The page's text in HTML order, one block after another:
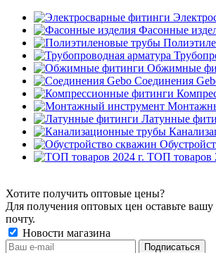
Фасонные
Обжимные
Соединения
Латунные
ТОП товаров
Хотите получить оптовые цены?
Для получения оптовых цен оставьте
почту.
Новости магазина